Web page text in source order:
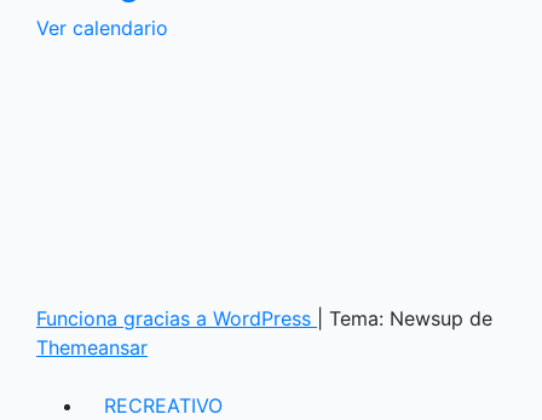
Ver calendario
Funciona gracias a WordPress
Tema: Newsup de
Themeansar
RECREATIVO